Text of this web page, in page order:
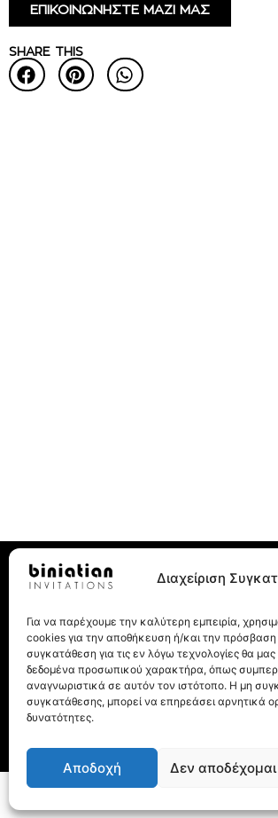
Διαχείριση
Για να παρέχουμε την καλύτερη εμπειρία,
cookies για την αποθήκευση ή/και την
συγκατάθεση για τις εν λόγω τεχνολογίες θα
δεδομένα προσωπικού χαρακτήρα, όπως
αναγνωριστικά σε αυτόν τον ιστότοπο. Η μη
συγκατάθεσης, μπορεί να επηρεάσει αρνητικά
δυνατότητες.
Αποδοχή Δεν αποδέχομαι
ΕΠΙΚΟΙΝΩΝΗΣΤΕ ΜΑΖΙ ΜΑΣ
SHARE THIS
Λεωχάρους
Τηλ.: 210 32
©